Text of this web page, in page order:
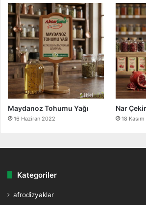
Maydanoz Tohumu Yağı
16 Haziran 2022
Nar
18
Kategoriler
afrodizyaklar